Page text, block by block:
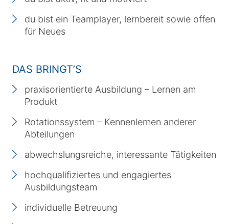
du bist ein Teamplayer, lernbereit sowie offen
für Neues
DAS BRINGT’S
praxisorientierte Ausbildung – Lernen am
Produkt
Rotationssystem – Kennenlernen anderer
Abteilungen
abwechslungsreiche, interessante Tätigkeiten
hochqualifiziertes und engagiertes
Ausbildungsteam
individuelle Betreuung